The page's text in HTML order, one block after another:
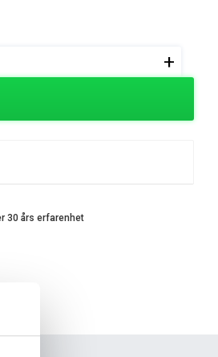
+
30 års erfarenhet